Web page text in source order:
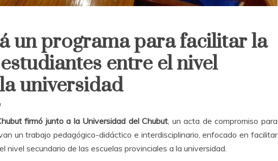
un programa para facilitar la
entre el nivel
universidad
firmó junto a la Universidad del Chubut, un acta de compromiso para
un trabajo pedagógico-didáctico e interdisciplinario, enfocado en facilitar
nivel secundario de las escuelas provinciales a la universidad.